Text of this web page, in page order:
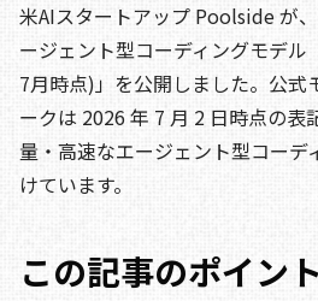
米AIスタートアップ Poolside が
ージェント型コーディングモデル
7月時点)」を公開しました。公式
ークは 2026 年 7 月 2 日時点の表
量・高速なエージェント型コーデ
けています。
この記事のポイント